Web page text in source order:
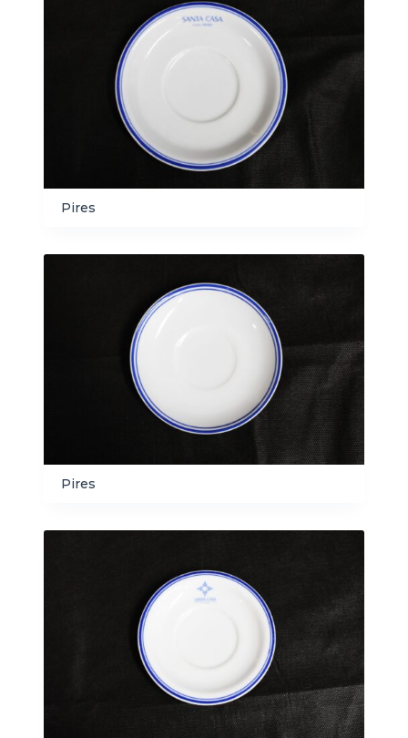
Pires
Pires